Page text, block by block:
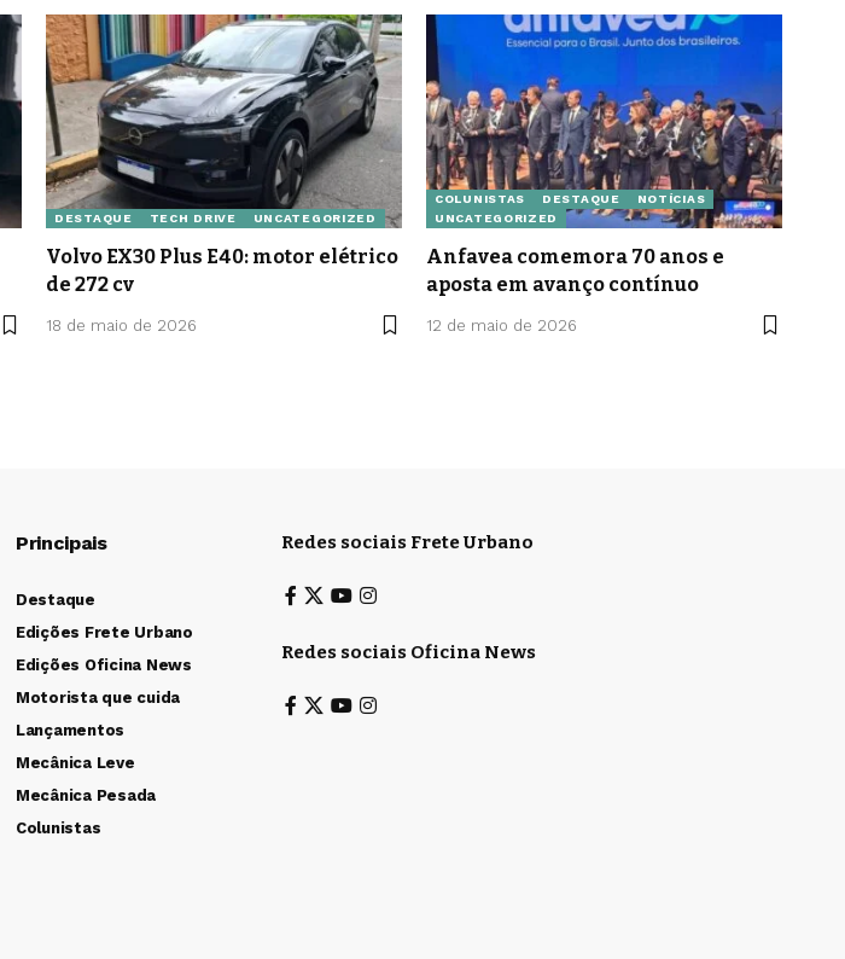
DESTAQUE TECH DRIVE UNCATEGORIZED
Volvo EX30 Plus E40: motor elétrico
de 272 cv
18 de maio de 2026
COLUNISTAS DESTAQUE
NOTÍCIAS
UNCATEGORIZED
Anfavea comemora 70 anos e
aposta em avanço contínuo
12 de maio de 2026
Principais
Destaque
Edições Frete Urbano
Edições Oficina News
Motorista que cuida
Lançamentos
Mecânica Leve
Mecânica Pesada
Colunistas
Redes sociais Frete Urbano
Redes sociais Oficina News